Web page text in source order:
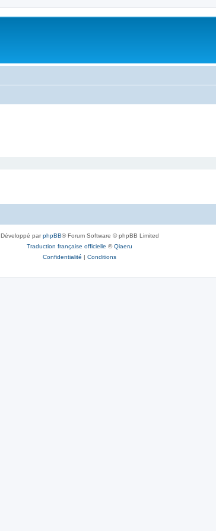
Développé parphpBB® Forum Software © phpBB Limited
Traduction française officielle ©Qiaeru
Confidentialité | Conditions